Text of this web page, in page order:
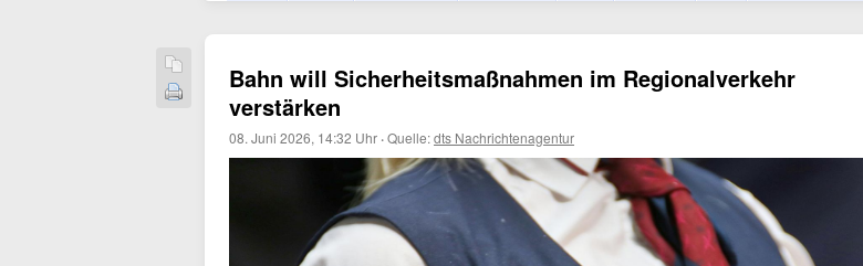
Bahn will Sicherheitsmaßnahmen im Regionalverkehr
verstärken
08. Juni 2026, 14:32 Uhr ·Quelle:dts Nachrichtenagentur